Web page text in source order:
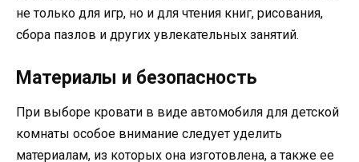
не только для игр, но и для чтения книг, рисования,
сбора пазлов и других увлекательных занятий.
Материалы и безопасность
При выборе кровати в виде автомобиля для детской
комнаты особое внимание следует уделить
материалам, из которых она изготовлена, а также ее